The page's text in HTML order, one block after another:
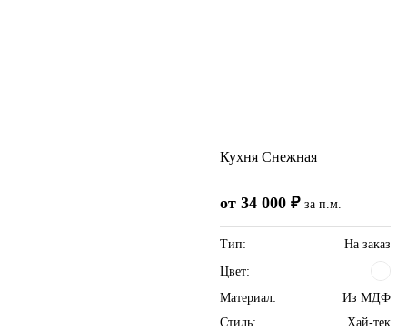
Кухня Снежная
от 34 000 ₽ за п.м.
Тип:
На заказ
Цвет:
Материал:
Из МДФ
Стиль:
Хай-тек